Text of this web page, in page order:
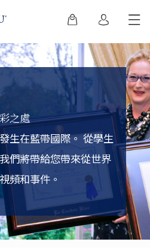
之處
生在藍帶國際。從學生
們將帶給您帶來從世界
頻和事件。